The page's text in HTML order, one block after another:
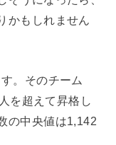
かもしれません
。そのチーム
を超えて昇格し
の中央値は1,142